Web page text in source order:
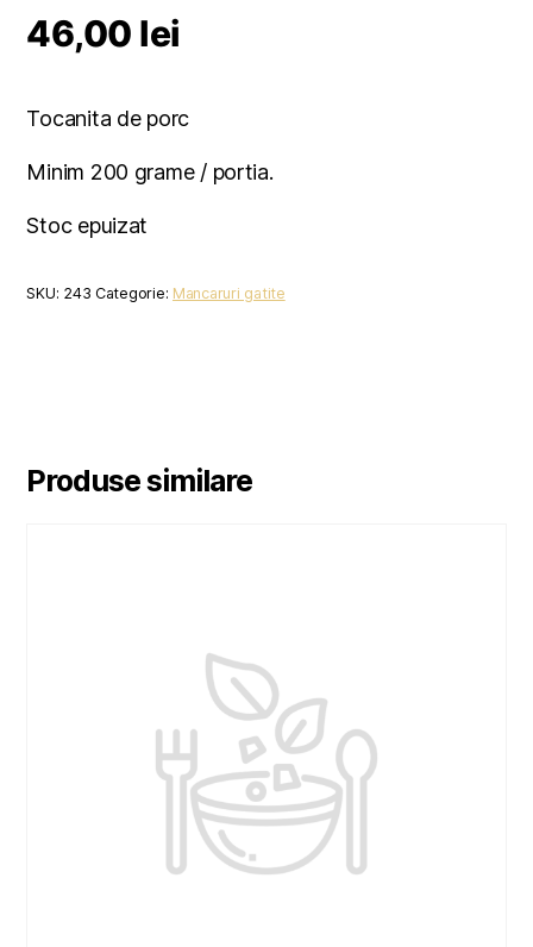
46,00 lei
Tocanita de porc
Minim 200 grame / portia.
Stoc epuizat
SKU: 243 Categorie: Mancaruri gatite
Produse similare